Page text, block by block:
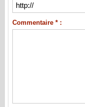
Commentaire * :